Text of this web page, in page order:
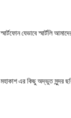
স্মার্টফোন যেভাবে স্মার্টলি
মহাকাশ এর কিছু অদ্ভুত সুন্দর